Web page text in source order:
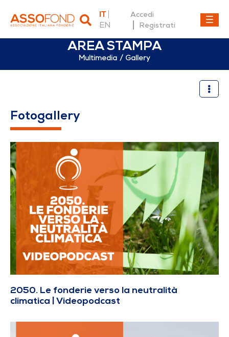
IT
EN
Accedi
Registrati
AREA STAMPA
Multimedia Gallery
Fotogallery
2050. Le fonderie verso la neutralità
climatica | Videopodcast